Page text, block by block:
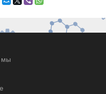
мы